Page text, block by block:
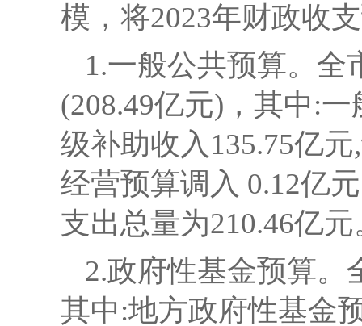
模，将2023年财政收
1.一般公共预算。 全
(208.49亿元)，其中:
级补助收入135.75亿
经营预算调入 0.12亿
支出总量为210.46亿
2.政府性基金预算。
其中:地方政府性基金